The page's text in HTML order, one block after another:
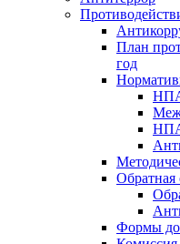
План
год
НПА
Обратная
Формы